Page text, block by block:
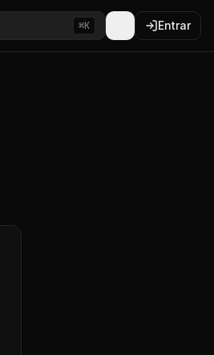
⌘K Entrar